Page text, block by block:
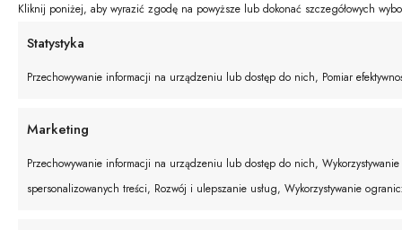
Kliknij poniżej, aby wyrazić zgodę na powyższe lub dokonać szczegółowych
Statystyka
Przechowywanie informacji na urządzeniu lub dostęp do nich, Pomiar
Marketing
Przechowywanie informacji na urządzeniu lub dostęp do nich,
spersonalizowanych treści, Rozwój i ulepszanie usług, Wykorzystywanie